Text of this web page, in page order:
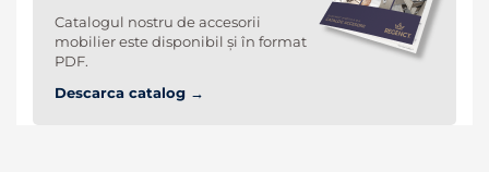
Catalogul nostru de accesorii
mobilier este disponibil și în format
PDF.
Descarca catalog →